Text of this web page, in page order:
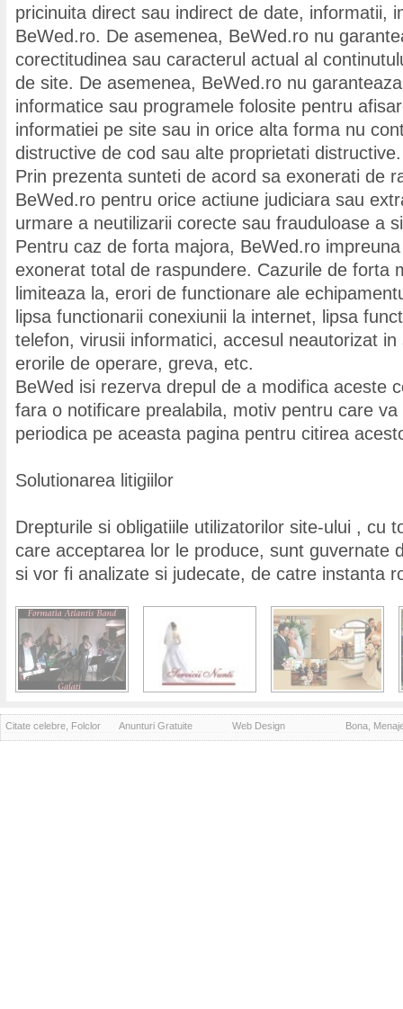
pricinuita direct sau indirect de date, informatii,
BeWed.ro. De asemenea, BeWed.ro nu
corectitudinea sau caracterul actual al
de site. De asemenea, BeWed.ro nu
informatice sau programele folosite pentru
informatiei pe site sau in orice alta forma nu
distructive de cod sau alte proprietati distructive.
Prin prezenta sunteti de acord sa exonerati de
BeWed.ro pentru orice actiune judiciara sau
urmare a neutilizarii corecte sau frauduloase a
Pentru caz de forta majora, BeWed.ro
exonerat total de raspundere. Cazurile de forta
limiteaza la, erori de functionare ale
lipsa functionarii conexiunii la internet, lipsa
telefon, virusii informatici, accesul neautorizat
erorile de operare, greva, etc.
BeWed isi rezerva drepul de a modifica aceste
fara o notificare prealabila, motiv pentru care
periodica pe aceasta pagina pentru citirea
Solutionarea litigiilor
Drepturile si obligatiile utilizatorilor site-ului , cu
care acceptarea lor le produce, sunt guvernate
si vor fi analizate si judecate, de catre instanta
Citate celebre, Folclor Anunturi Gratuite Web Design Bona,